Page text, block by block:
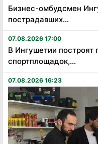
Бизнес-омбудсмен
пострадавших...
07.08.2026 17:00
В Ингушетии построят
спортплощадок,...
07.08.2026 16:23